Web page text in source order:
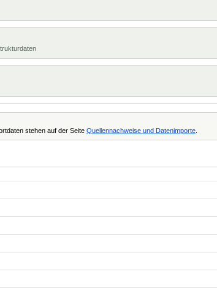
stehen auf der Seite Quellennachweise und Datenimporte